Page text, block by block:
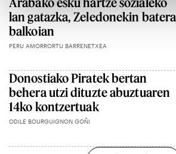
lan gatazka, Zeledonekin batera
balkoian
PERU AMORRORTU BARRENETXEA
Donostiako Piratek bertan
behera utzi dituzte abuztuaren
14ko kontzertuak
ODILE BOURGUIGNON GOÑI